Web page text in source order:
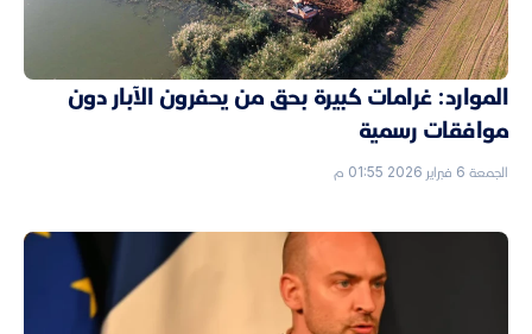
الموارد: غرامات كبيرة بحق من يحفرون الآبار دون
موافقات رسمية
الجمعة 6 فبراير 2026 01:55 م